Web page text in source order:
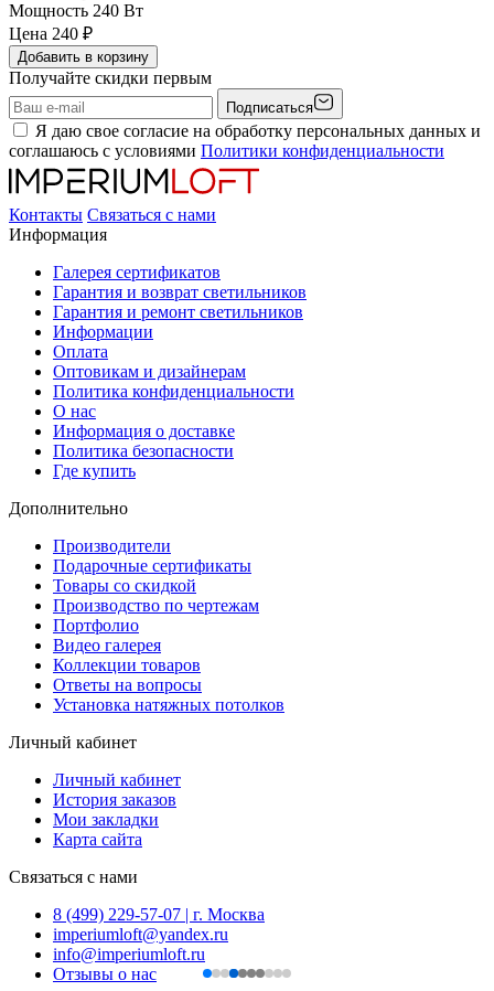
Мощность 240 Вт
Цена 240 ₽
Добавить в корзину
Получайте скидки первым
Подписаться
Я даю свое согласие на обработку персональных данных и
соглашаюсь с условиями Политики конфиденциальности
Контакты Связаться с нами
Информация
Галерея сертификатов
Гарантия и возврат светильников
Гарантия и ремонт светильников
Информации
Оплата
Оптовикам и дизайнерам
Политика конфиденциальности
О нас
Информация о доставке
Политика безопасности
Где купить
Дополнительно
Производители
Подарочные сертификаты
Товары со скидкой
Производство по чертежам
Портфолио
Видео галерея
Коллекции товаров
Ответы на вопросы
Установка натяжных потолков
Личный кабинет
Личный кабинет
История заказов
Мои закладки
Карта сайта
Связаться с нами
8 (499) 229-57-07 | г. Москва
imperiumloft@yandex.ru
info@imperiumloft.ru
Отзывы о нас